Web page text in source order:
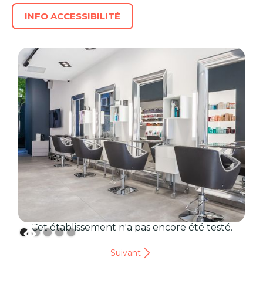
INFO ACCESSIBILITÉ
Cet établissement n'a pas encore été testé.
Suivant